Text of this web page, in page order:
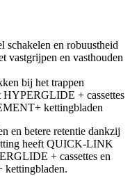
schakelen en robuustheid
vastgrijpen en vasthouden
bij het trappen
HYPERGLIDE + cassettes
kettingbladen
en betere retentie dankzij
heeft QUICK-LINK
+ cassettes en